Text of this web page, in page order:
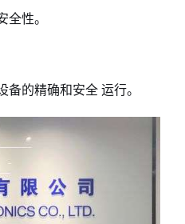
全性。
备的精确和安全 运行。